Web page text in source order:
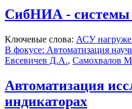
СибНИА - системы
Ключевые слова: АСУ
В фокусе: Автоматизация
Евсевичев Д.А., Самохвалов
Автоматизация
индикаторах